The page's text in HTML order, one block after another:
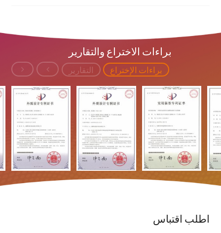
براءات الاختراع والتقارير
براءات الإختراع التقارير
اطلب اقتباس